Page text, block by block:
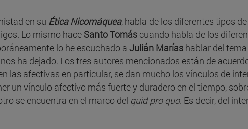
en su Ética Nicomáquea, habla de los diferentes tipos de
Lo mismo hace Santo Tomás cuando habla de los
lo he escuchado a Julián Marías hablar del
ha dejado. Los tres autores mencionados están de
las afectivas en particular, se dan mucho los vínculos de
un vínculo afectivo más fuerte y duradero en el tiempo,
se encuentra en el marco del quid pro quo. Es decir, del